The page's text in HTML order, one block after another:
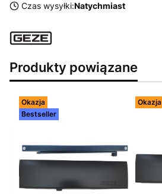
Czas wysyłki:Natychmiast
Produkty powiązane
Okazja
Bestseller
Okazja